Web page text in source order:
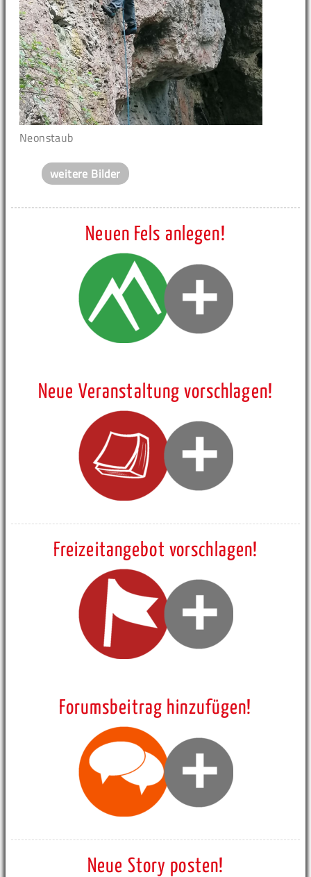
Neonstaub
weitere Bilder
Neuen Fels anlegen!
Neue Veranstaltung vorschlagen!
Freizeitangebot vorschlagen!
Forumsbeitrag hinzufügen!
Neue Story posten!